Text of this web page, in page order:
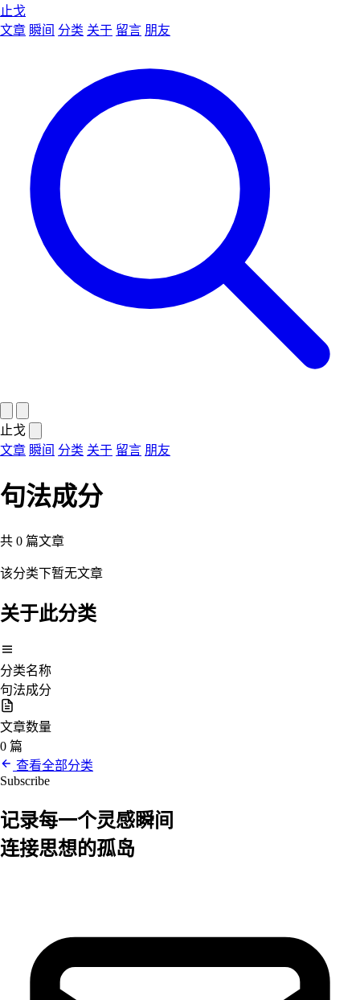
止戈
文章 瞬间 分类 关于 留言 朋友
止戈
文章 瞬间 分类 关于 留言 朋友
句法成分
共 0 篇文章
该分类下暂无文章
关于此分类
分类名称
句法成分
文章数量
0 篇
查看全部分类
Subscribe
记录每一个灵感瞬间
连接思想的孤岛